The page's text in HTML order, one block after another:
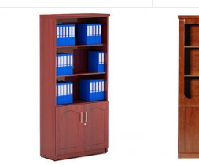
Xem chi tiết Xem